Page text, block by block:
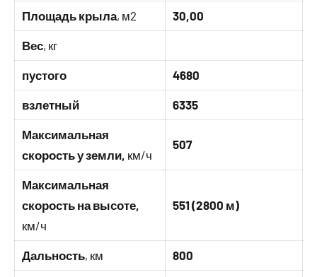
Площадь крыла, м2 30,00
Вес, кг
пустого 4680
взлетный 6335
Максимальная
скорость у земли, км/ч
507
Максимальная
скорость на высоте,
км/ч
551 (2800 м)
Дальность, км 800